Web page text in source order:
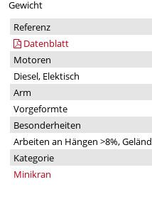
Gewicht
Referenz
Datenblatt
Motoren
Diesel, Elektisch
Arm
Vorgeformte
Besonderheiten
Arbeiten an Hängen >8%,
Kategorie
Minikran